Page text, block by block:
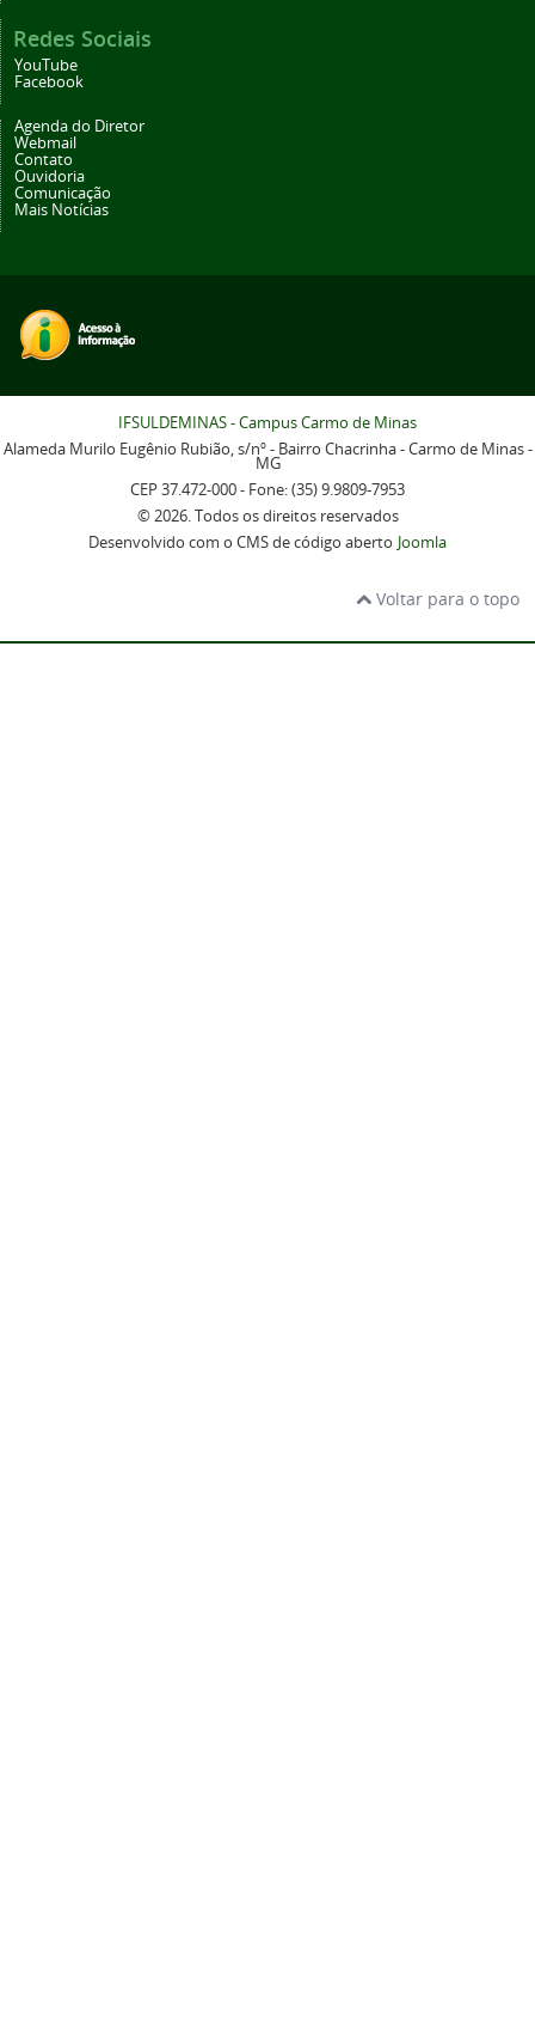
Redes Sociais
YouTube
Facebook
Agenda do Diretor
Webmail
Contato
Ouvidoria
Comunicação
Mais Notícias
IFSULDEMINAS - Campus Carmo de Minas
Alameda Murilo Eugênio Rubião, s/nº - Bairro Chacrinha - Carmo de Minas -
MG
CEP 37.472-000 - Fone: (35) 9.9809-7953
© 2026. Todos os direitos reservados
Desenvolvido com o CMS de código aberto Joomla
Voltar para o topo